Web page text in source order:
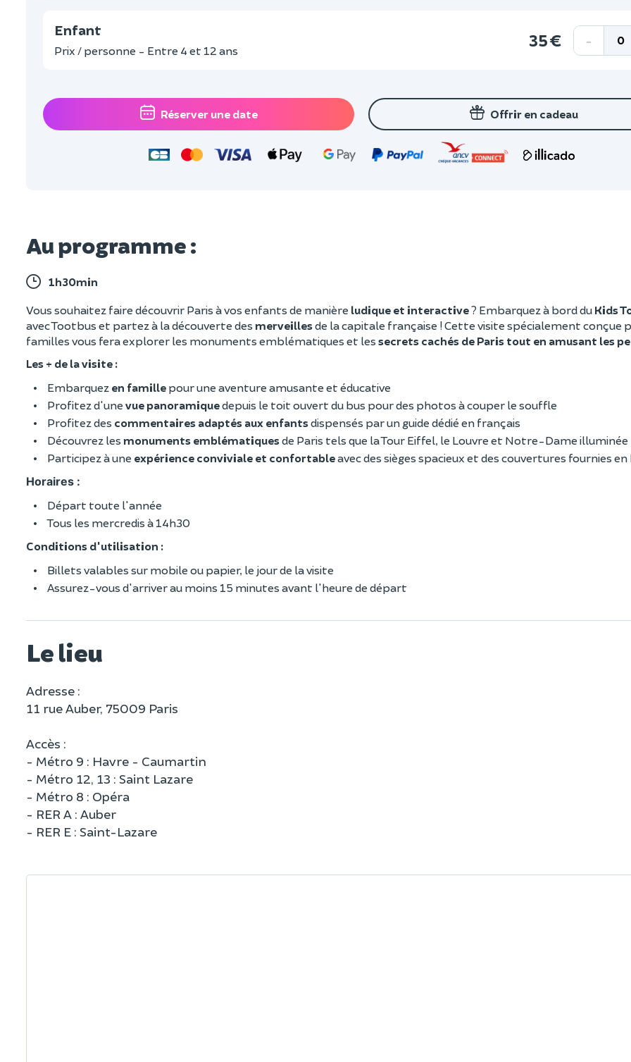
Enfant
Prix / personne - Entre 4 et 12 ans
35 € -
Réserver une date Offrir en cadeau
Au programme :
1h30min
Vous souhaitez faire découvrir Paris à vos enfants de manière ludique et interactive? Embarquez à bord du Kids
avec Tootbus et partez à la découverte des merveillesde la capitale française ! Cette visite spécialement conçue
familles vous fera explorer les monuments emblématiques et les secrets cachés de Paris tout en amusant les
Les + de la visite :
Embarquez en famille pour une aventure amusante et éducative
Profitez d'une vue panoramiquedepuis le toit ouvert du bus pour des photos à couper le souffle
Profitez des commentaires adaptés aux enfantsdispensés par un guide dédié en français
Découvrez les monuments emblématiquesde Paris tels que la Tour Eiffel, le Louvre et Notre-Dame illuminée
Participez à une expérience conviviale et confortableavec des sièges spacieux et des couvertures fournies en
Horaires :
Départ toute l'année
Tous les mercredis à 14h30
Conditions d'utilisation :
Billets valables sur mobile ou papier, le jour de la visite
Assurez-vous d'arriver au moins 15 minutes avant l'heure de départ
Le lieu
Adresse :
11 rue Auber, 75009 Paris
Accès :
- Métro 9 : Havre - Caumartin
- Métro 12, 13 : Saint Lazare
- Métro 8 : Opéra
- RER A : Auber
- RER E : Saint-Lazare